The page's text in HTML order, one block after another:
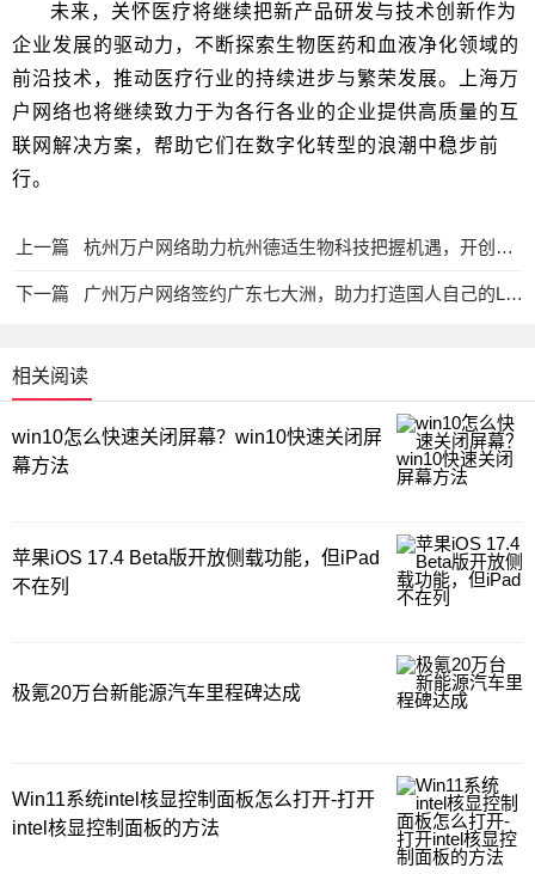
未来，关怀医疗将继续把新产品研发与技术创新作为
企业发展的驱动力，不断探索生物医药和血液净化领域的
前沿技术，推动医疗行业的持续进步与繁荣发展。上海万
户网络也将继续致力于为各行各业的企业提供高质量的互
联网解决方案，帮助它们在数字化转型的浪潮中稳步前
行。
上一篇 杭州万户网络助力杭州德适生物科技把握机遇，开创健康领域的智能时代
下一篇 广州万户网络签约广东七大洲，助力打造国人自己的LED体育照明民族品牌
相关阅读
win10怎么快速关闭屏幕？win10快速关闭屏
幕方法
苹果iOS 17.4 Beta版开放侧载功能，但iPad
不在列
极氪20万台新能源汽车里程碑达成
Win11系统intel核显控制面板怎么打开-打开
intel核显控制面板的方法